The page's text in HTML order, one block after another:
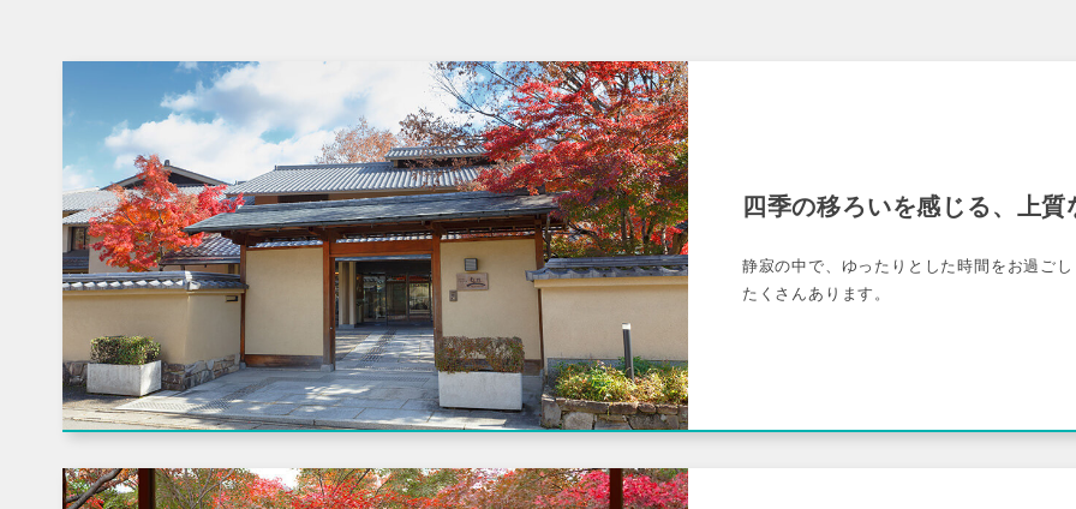
四季の移ろいを感じる、上
静寂の中で、ゆったりとした時間をお過ご
たくさんあります。